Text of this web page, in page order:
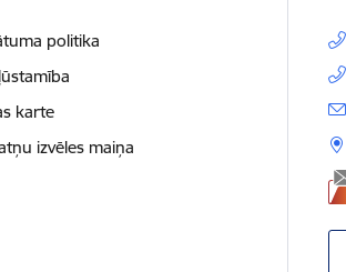
politika
karte
izvēles maiņa